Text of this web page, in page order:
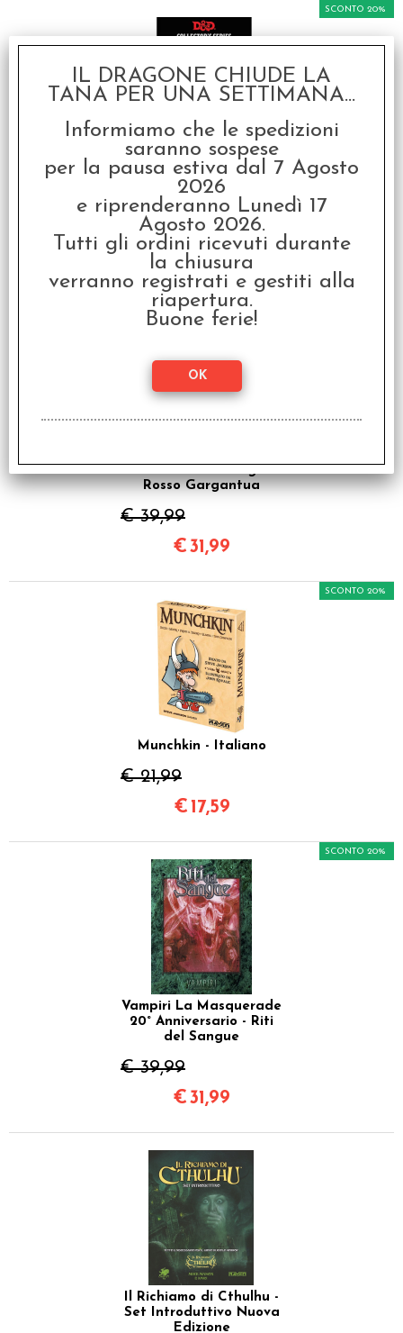
D&D Miniature
Collector's Series -
Xanathar Beholder
€ 34,90
SCONTO 20%
€ 27,92
Miniatures - Drago
Rosso Gargantua
€ 39,99
€31,99
Munchkin - Italiano
€ 21,99
SCONTO 20%
€ 17,59
Vampiri La Masquerade
20° Anniversario - Riti
del Sangue
€ 39,99
SCONTO 20%
€31,99
Il Richiamo di Cthulhu -
Set Introduttivo Nuova
Edizione
IL DRAGONE CHIUDE LA
TANA PER UNA SETTIMANA...
Informiamo che le spedizioni
saranno sospese
per la pausa estiva dal 7 Agosto
2026
e riprenderanno Lunedì 17
Agosto 2026.
Tutti gli ordini ricevuti durante
la chiusura
verranno registrati e gestiti alla
riapertura.
Buone ferie!